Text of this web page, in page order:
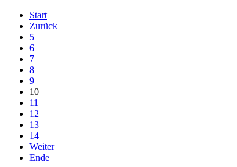
Start
Zurück
5
6
7
8
9
10
11
12
13
14
Weiter
Ende